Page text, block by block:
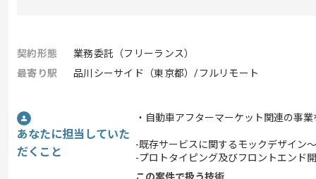
契約形態
業務委託（フリーランス）
最寄り駅
品川シーサイド（東京都）/フルリモート
あなたに担当していた
だくこと
・自動車アフターマーケット関連の事
-既存サービスに関するモックデザイン
-プロトタイピング及びフロントエンド